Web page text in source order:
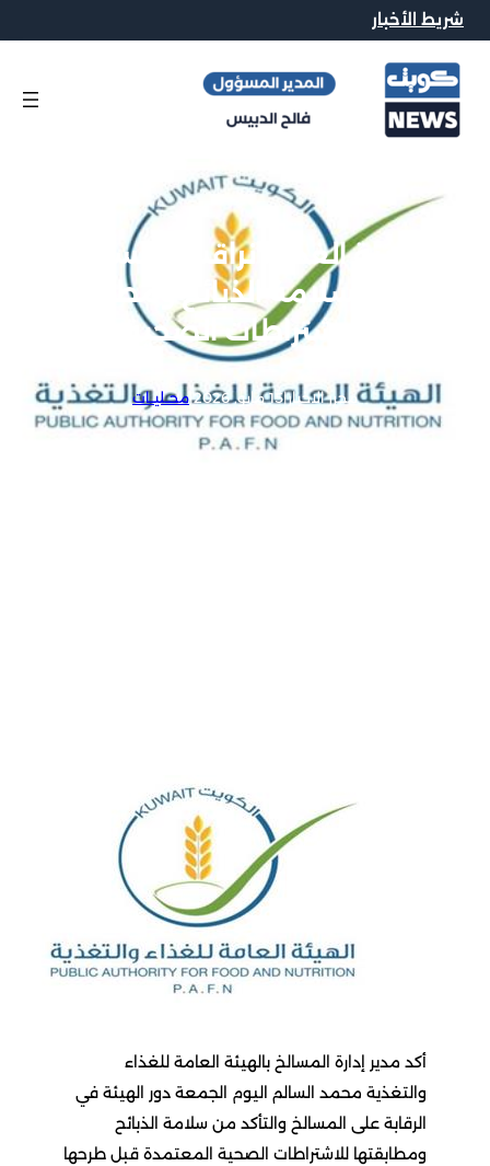
شريط الأخبار
هيئة الغذاء: نراقب المسالخ
لضمان سلامة الذبائح ومطابقتها
للاشتراطات الصحية
محرر الاخبار|15 مايو, 2026 |محــليــات
أكد مدير إدارة المسالخ بالهيئة العامة للغذاء
والتغذية محمد السالم اليوم الجمعة دور الهيئة في
الرقابة على المسالخ والتأكد من سلامة الذبائح
ومطابقتها للاشتراطات الصحية المعتمدة قبل طرحها